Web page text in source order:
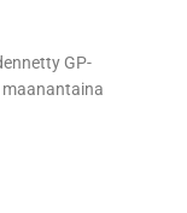
GP-